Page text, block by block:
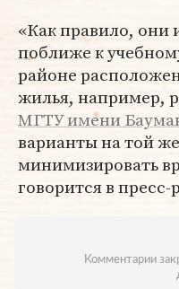
«Как правило, они
поближе к
районе
жилья, например,
МГТУ имени
варианты на той
минимизировать
говорится в
Комментарии